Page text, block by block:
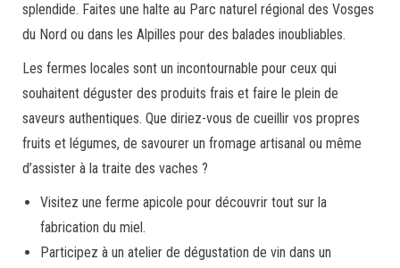
splendide. Faites une halte au Parc naturel régional des Vosges
du Nord ou dans les Alpilles pour des balades inoubliables.
Les fermes locales sont un incontournable pour ceux qui
souhaitent déguster des produits frais et faire le plein de
saveurs authentiques. Que diriez-vous de cueillir vos propres
fruits et légumes, de savourer un fromage artisanal ou même
d’assister à la traite des vaches ?
Visitez une ferme apicole pour découvrir tout sur la
fabrication du miel.
Participez à un atelier de dégustation de vin dans un